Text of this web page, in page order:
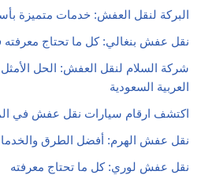
البركة لنقل العفش: خدمات متميزة
نقل عفش بنغالي: كل ما تحتاج معرفته
شركة السلام لنقل العفش: الحل
العربية السعودية
اكتشف ارقام سيارات نقل عفش في
نقل عفش الهرم: أفضل الطرق
نقل عفش لوري: كل ما تحتاج معرفته